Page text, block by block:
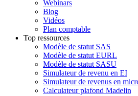
Webinars
Blog
Vidéos
Plan comptable
Top ressources
Modèle de statut SAS
Modèle de statut EURL
Modèle de statut SASU
Simulateur de revenu en EI
Simulateur de revenus en
Calculateur plafond Madelin